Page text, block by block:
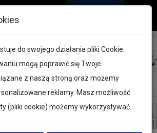
do swojego działania pliki Cookie.
mogą poprawić się Twoje
z naszą stroną oraz możemy
reklamy. Masz możliwość
(pliki cookie) możemy wykorzystywać.